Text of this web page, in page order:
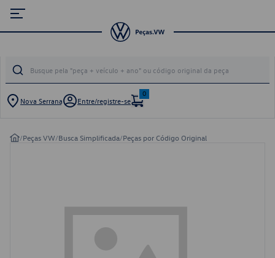
Nova Serrana Entre/registre-se
0
/Peças VW/Busca Simplificada/Peças por Código Original